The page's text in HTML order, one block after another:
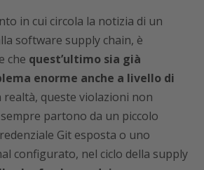
in cui circola la notizia di un
software supply chain, è
che quest’ultimo sia già
enorme anche a livello di
realtà, queste violazioni non
partono da un piccolo
Git esposta o uno
configurato, nel ciclo della supply